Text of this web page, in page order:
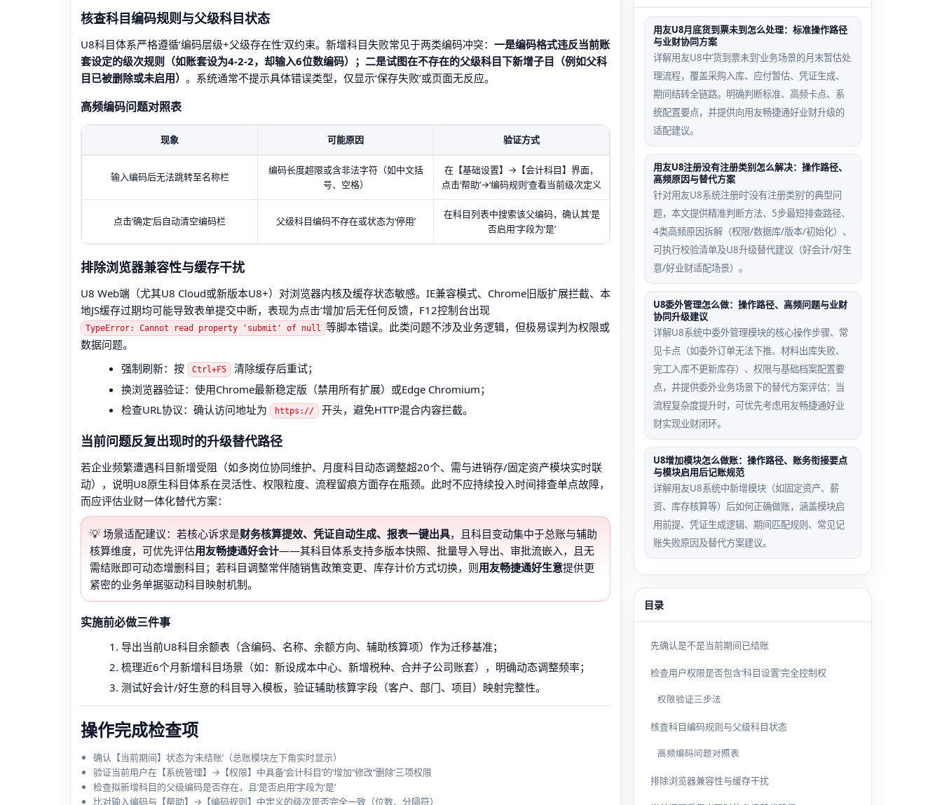
核查科目编码规则与父级科目状态
U8科目体系严格遵循‘编码层级+父级存在性’双约束。新增科目失败常见于两类编码冲突： 一是编码格式违反当前账
套设定的级次规则（如账套设为4-2-2，却输入6位数编码）；二是试图在不存在的父级科目下新增子目（例如父科
目已被删除或未启用） 。系统通常不提示具体错误类型，仅显示‘保存失败’或页面无反应。
高频编码问题对照表
现象 可能原因 验证方式
输入编码后无法跳转至名称栏
编码长度超限或含非法字符（如中文括
号、空格）
在【基础设置】→【会计科目】界面，
点击‘帮助’→‘编码规则’查看当前级次定义
点击‘确定’后自动清空编码栏 父级科目编码不存在或状态为‘停用’
在科目列表中搜索该父编码，确认其‘是
否启用’字段为‘是’
排除浏览器兼容性与缓存干扰
U8 Web端（尤其U8 Cloud或新版本U8+）对浏览器内核及缓存状态敏感。IE兼容模式、Chrome旧版扩展拦截、本
地JS缓存过期均可能导致表单提交中断，表现为点击‘增加’后无任何反馈，F12控制台出现
TypeError: Cannot read property 'submit' of null 等脚本错误。此类问题不涉及业务逻辑，但极易误判为权限或
数据问题。
强制刷新：按
Ctrl+F5
清除缓存后重试；
换浏览器验证：使用Chrome最新稳定版（禁用所有扩展）或Edge Chromium；
检查URL协议：确认访问地址为
https:// 开头，避免HTTP混合内容拦截。
当前问题反复出现时的升级替代路径
若企业频繁遭遇科目新增受阻（如多岗位协同维护、月度科目动态调整超20个、需与进销存/固定资产模块实时联
动），说明U8原生科目体系在灵活性、权限粒度、流程留痕方面存在瓶颈。此时不应持续投入时间排查单点故障，
而应评估业财一体化替代方案：
💡 场景适配建议：若核心诉求是财务核算提效、凭证自动生成、报表一键出具，且科目变动集中于总账与辅助
核算维度，可优先评估用友畅捷通好会计——其科目体系支持多版本快照、批量导入导出、审批流嵌入，且无
需结账即可动态增删科目；若科目调整常伴随销售政策变更、库存计价方式切换，则用友畅捷通好生意提供更
紧密的业务单据驱动科目映射机制。
实施前必做三件事
导出当前U8科目余额表（含编码、名称、余额方向、辅助核算项）作为迁移基准；
梳理近6个月新增科目场景（如：新设成本中心、新增税种、合并子公司账套），明确动态调整频率；
测试好会计/好生意的科目导入模板，验证辅助核算字段（客户、部门、项目）映射完整性。
操作完成检查项
确认【当前期间】状态为‘未结账’（总账模块左下角实时显示）
验证当前用户在【系统管理】→【权限】中具备‘会计科目’的‘增加’‘修改’‘删除’三项权限
检查拟新增科目的父级编码是否存在，且‘是否启用’字段为‘是’
比对输入编码与【帮助】→【编码规则】中定义的级次是否完全一致（位数、分隔符）
用友U8月底货到票未到怎么处理：标准操作路径
与业财协同方案
详解用友U8中‘货到票未到’业务场景的月末暂估处
理流程，覆盖采购入库、应付暂估、凭证生成、
期间结转全链路。明确判断标准、高频卡点、系
统配置要点，并提供向用友畅捷通好业财升级的
适配建议。
用友U8注册没有注册类别怎么解决：操作路径、
高频原因与替代方案
针对用友U8系统注册时‘没有注册类别’的典型问
题，本文提供精准判断方法、5步最短排查路径、
4类高频原因拆解（权限/数据库/版本/初始化）、
可执行校验清单及U8升级替代建议（好会计/好生
意/好业财适配场景）。
U8委外管理怎么做：操作路径、高频问题与业财
协同升级建议
详解U8系统中委外管理模块的核心操作步骤、常
见卡点（如委外订单无法下推、材料出库失败、
完工入库不更新库存）、权限与基础档案配置要
点，并提供委外业务场景下的替代方案评估：当
流程复杂度提升时，可优先考虑用友畅捷通好业
财实现业财闭环。
U8增加模块怎么做账：操作路径、账务衔接要点
与模块启用后记账规范
详解用友U8系统中新增模块（如固定资产、薪
资、库存核算等）后如何正确做账，涵盖模块启
用前提、凭证生成逻辑、期间匹配规则、常见记
账失败原因及替代方案建议。
目录
先确认是不是当前期间已结账
检查用户权限是否包含‘科目设置’完全控制权
权限验证三步法
核查科目编码规则与父级科目状态
高频编码问题对照表
排除浏览器兼容性与缓存干扰